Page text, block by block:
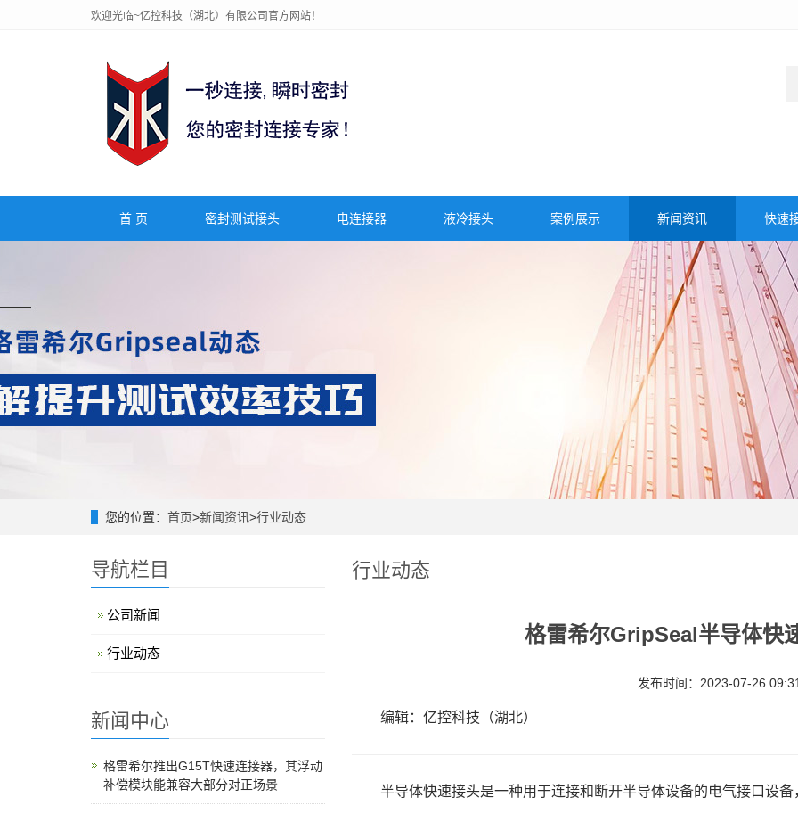
欢迎光临~亿控科技（湖北）有限公司官方网站！
首 页 密封测试接头 电连接器 液冷接头 案例展示 新闻资讯 快速
您的位置： 首页>新闻资讯>行业动态
行业动态
格雷希尔GripSeal半导体快
发布时间：2023-07-26
编辑：亿控科技（湖北）
半导体快速接头是一种用于连接和断开半导体设备的电气接口设
导航栏目
公司新闻
行业动态
新闻中心
格雷希尔推出G15T快速连接器，其浮动
补偿模块能兼容大部分对正场景